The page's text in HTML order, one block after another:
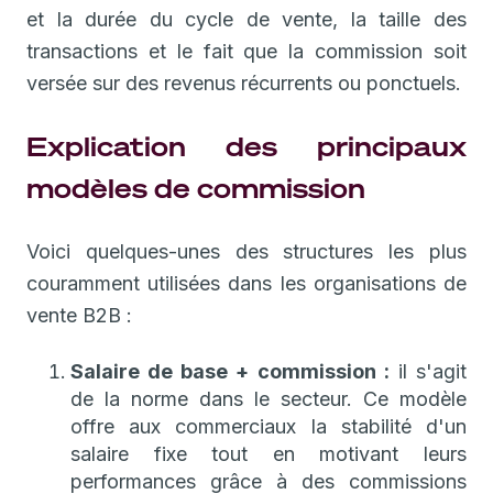
et la durée du cycle de vente, la taille des
transactions et le fait que la commission soit
versée sur des revenus récurrents ou ponctuels.
Explication des principaux
modèles de commission
Voici quelques-unes des structures les plus
couramment utilisées dans les organisations de
vente B2B :
Salaire de base + commission : il s'agit
de la norme dans le secteur. Ce modèle
offre aux commerciaux la stabilité d'un
salaire fixe tout en motivant leurs
performances grâce à des commissions